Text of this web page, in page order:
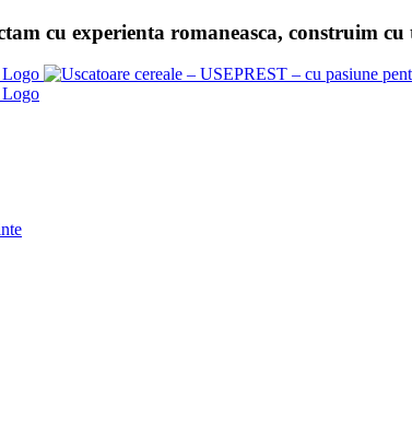
cu experienta romaneasca, construim cu